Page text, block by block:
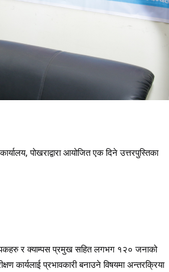
पोखराद्वारा आयोजित एक दिने उत्तरपुस्तिका
र क्याम्पस प्रमुख सहित लगभग १२० जनाको
कार्यलाई प्रभावकारी बनाउने विषयमा अन्तरक्रिया